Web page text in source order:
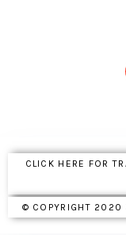
CLICK HERE FOR
© COPYRIGHT 2020